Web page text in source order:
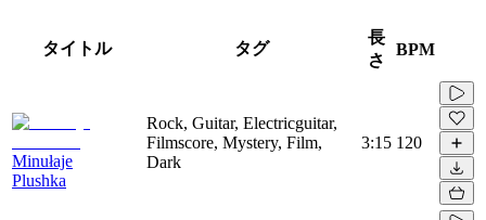
タイトル タグ
長
さ
BPM
Minułaje
Plushka
Rock, Guitar, Electricguitar,
Filmscore, Mystery, Film,
Dark
3:15 120